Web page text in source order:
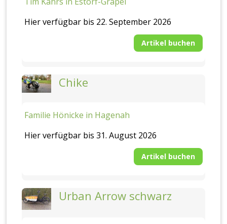
Hier verfügbar bis 22. September 2026
Artikel buchen
Chike
Familie Hönicke in Hagenah
Hier verfügbar bis 31. August 2026
Artikel buchen
Urban Arrow schwarz